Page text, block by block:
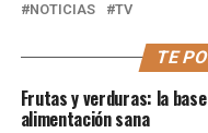
NOTICIAS
TV
TE
Frutas y verduras: la
alimentación sana